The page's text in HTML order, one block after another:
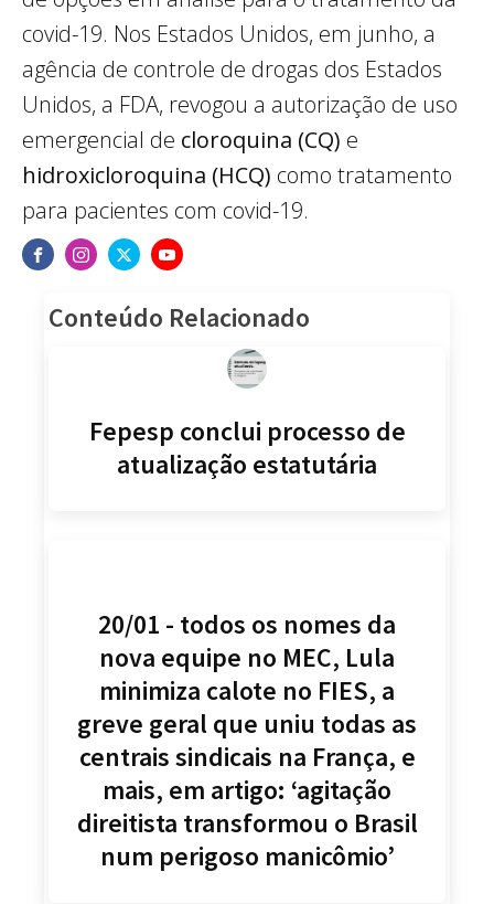
covid-19. Nos Estados Unidos, em junho, a
agência de controle de drogas dos Estados
Unidos, a FDA, revogou a autorização de uso
emergencial de cloroquina (CQ) e
hidroxicloroquina (HCQ) como tratamento
para pacientes com covid-19.
Conteúdo Relacionado
Fepesp conclui processo de
atualização estatutária
20/01 - todos os nomes da
nova equipe no MEC, Lula
minimiza calote no FIES, a
greve geral que uniu todas as
centrais sindicais na França, e
mais, em artigo: ‘agitação
direitista transformou o Brasil
num perigoso manicômio’